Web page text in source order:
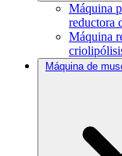
Máquina
reductora
Máquina
Máquina de